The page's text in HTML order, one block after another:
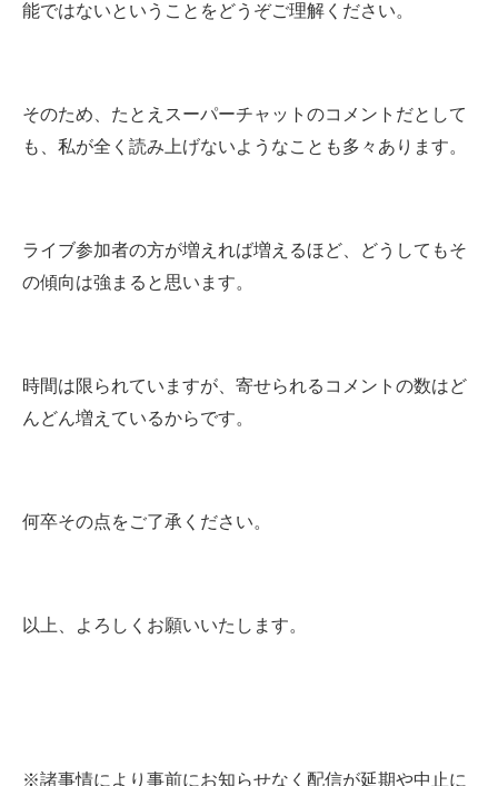
能ではないということをどうぞご理解ください。
そのため、たとえスーパーチャットのコメントだとして
も、私が全く読み上げないようなことも多々あります。
ライブ参加者の方が増えれば増えるほど、どうしてもそ
の傾向は強まると思います。
時間は限られていますが、寄せられるコメントの数はど
んどん増えているからです。
何卒その点をご了承ください。
以上、よろしくお願いいたします。
※諸事情により事前にお知らせなく配信が延期や中止に